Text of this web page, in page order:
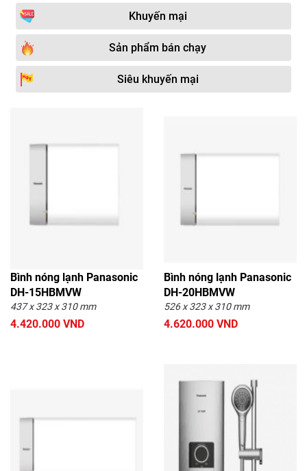
Bình nóng lạnh 15l
Bình nóng lạnh RAPIDO
OBEL
Bình nóng lạnh 20l
Bình nóng lạnh ROSSI Bình nóng lạnh Atlantic
Bình nóng lạnh 40l
Khuyến mại
Sản phẩm bán chạy
Siêu khuyến mại
Bình nóng lạnh Panasonic
DH-15HBMVW
437 x 323 x 310 mm
4.420.000 VND
Bình nóng lạnh Panasonic
DH-20HBMVW
526 x 323 x 310 mm
4.620.000 VND